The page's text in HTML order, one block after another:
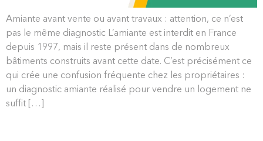
Amiante avant vente ou avant travaux : attention, ce n’est
pas le même diagnostic L’amiante est interdit en France
depuis 1997, mais il reste présent dans de nombreux
bâtiments construits avant cette date. C’est précisément ce
qui crée une confusion fréquente chez les propriétaires :
un diagnostic amiante réalisé pour vendre un logement ne
suffit […]